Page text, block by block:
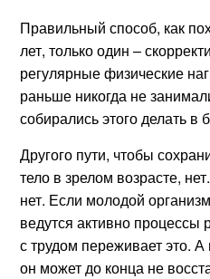
Правильный способ, как
лет, только один –
регулярные физические
раньше никогда не
собирались этого делать в
Другого пути, чтобы
тело в зрелом возрасте,
нет. Если молодой
ведутся активно процессы
с трудом переживает это. А
он может до конца не